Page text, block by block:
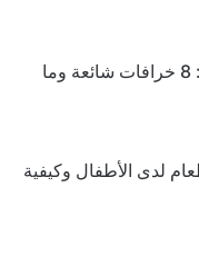
علامات الحمل ببنت: 8 خرافات شائعة وما
لدى الأطفال وكيفية